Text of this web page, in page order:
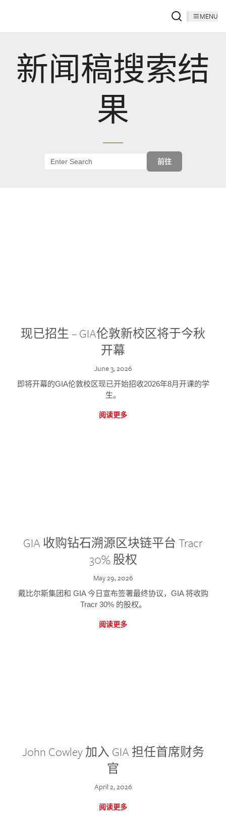
MENU
新闻稿搜索结
果
前往
现已招生 – GIA伦敦新校区将于今秋
开幕
June 3, 2026
即将开幕的GIA伦敦校区现已开始招收2026年8月开课的学
生。
阅读更多
GIA 收购钻石溯源区块链平台 Tracr
30% 股权
May 29, 2026
戴比尔斯集团和 GIA 今日宣布签署最终协议，GIA 将收购
Tracr 30% 的股权。
阅读更多
John Cowley 加入 GIA 担任首席财务
官
April 2, 2026
阅读更多